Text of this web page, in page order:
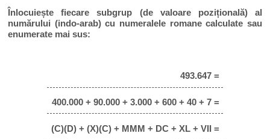
Înlocuiește fiecare subgrup (de valoare pozițională) al
numărului (indo-arab) cu numeralele romane calculate sau
enumerate mai sus:
493.647 =
400.000 + 90.000 + 3.000 + 600 + 40 + 7 =
(C)(D) + (X)(C) + MMM + DC + XL + VII =